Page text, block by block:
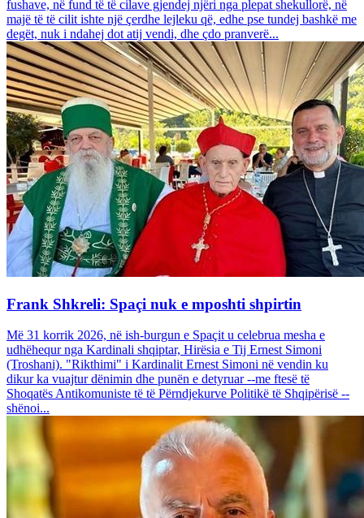
fushave, në fund të të cilave gjendej njëri nga plepat shekullorë, në
majë të të cilit ishte një çerdhe lejleku që, edhe pse tundej bashkë me
degët, nuk i ndahej dot atij vendi, dhe çdo pranverë...
Frank Shkreli: Spaçi nuk e mposhti shpirtin
Më 31 korrik 2026, në ish-burgun e Spaçit u celebrua mesha e
udhëhequr nga Kardinali shqiptar, Hirësia e Tij Ernest Simoni
(Troshani). "Rikthimi" i Kardinalit Ernest Simoni në vendin ku
dikur ka vuajtur dënimin dhe punën e detyruar --me ftesë të
Shoqatës Antikomuniste të të Përndjekurve Politikë të Shqipërisë --
shënoi...